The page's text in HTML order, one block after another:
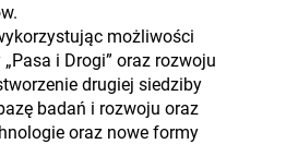
możliwości
i Drogi” oraz rozwoju
drugiej siedziby
badań i rozwoju oraz
oraz nowe formy